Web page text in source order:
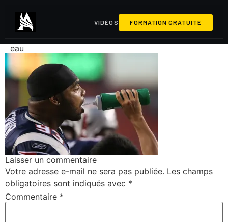
VIDÉOS FORMATION GRATUITE
eau
Laisser un commentaire
Votre adresse e-mail ne sera pas publiée. Les champs
obligatoires sont indiqués avec *
Commentaire *